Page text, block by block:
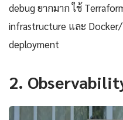
debug ยากมาก ใช้
infrastructure และ
deployment
2.